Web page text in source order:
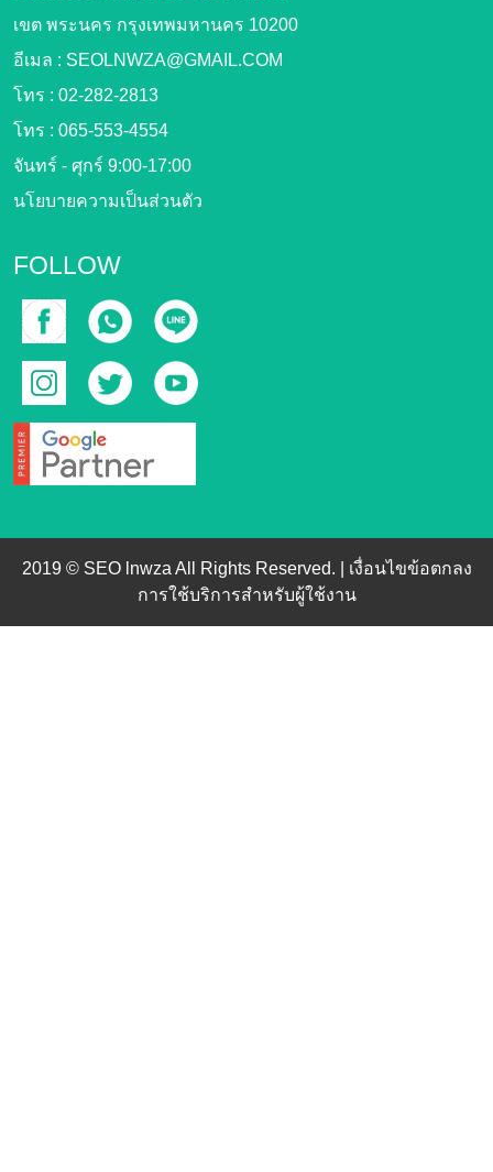
เขต พระนคร กรุงเทพมหานคร 10200
อีเมล : SEOLNWZA@GMAIL.COM
โทร : 02-282-2813
โทร : 065-553-4554
จันทร์ - ศุกร์ 9:00-17:00
นโยบายความเป็นส่วนตัว
FOLLOW
2019 © SEO lnwza All Rights Reserved. | เงื่อนไขข้อตกลง
การใช้บริการสำหรับผู้ใช้งาน